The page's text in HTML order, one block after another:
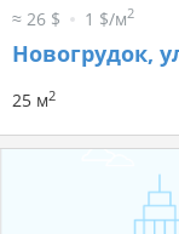
≈ 26 $ 1 $/м2
Новогрудок,
25 м2